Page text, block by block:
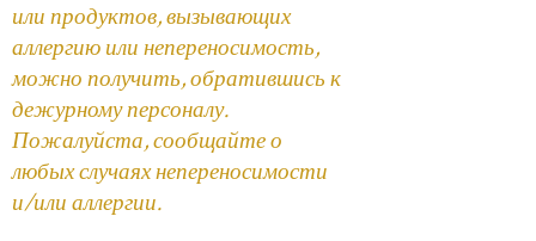
или продуктов, вызывающих
аллергию или непереносимость,
можно получить, обратившись к
дежурному персоналу.
Пожалуйста, сообщайте о
любых случаях непереносимости
и/или аллергии.